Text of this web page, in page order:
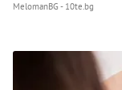
MelomanBG - 10te.bg